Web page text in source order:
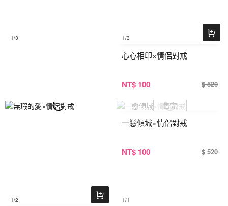
1/3 1/3
心心相印×情侶對戒
NT$ 100 $ 520
1/2 1/1
一戀傾城×情侶對戒
NT$ 100 $ 520